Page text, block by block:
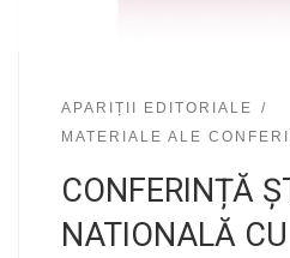
APARIȚII EDITORIALE
MATERIALE ALE
CONFERINȚĂ
NATIONALĂ CU